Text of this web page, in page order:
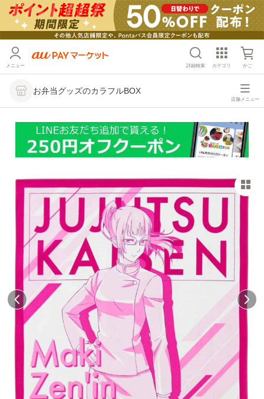
メニュー 詳細検索 カテゴリ かご
お弁当グッズのカラフルBOX
店舗メニュー